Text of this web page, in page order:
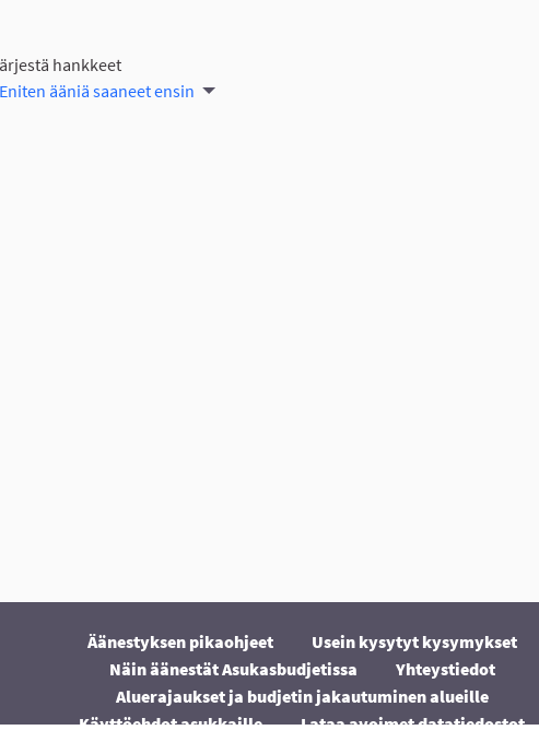
hankkeet
Eniten ääniä saaneet ensin
Äänestyksen pikaohjeet
Usein kysytyt kysymykset
Näin äänestät Asukasbudjetissa
Yhteystiedot
Aluerajaukset ja budjetin jakautuminen alueille
Käyttöehdot asukkaille
Lataa avoimet datatiedostot